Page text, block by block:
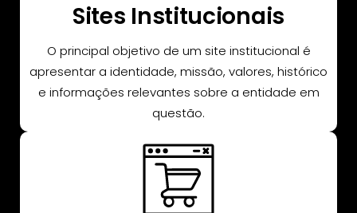
Sites Institucionais
O principal objetivo de um site institucional é
apresentar a identidade, missão, valores, histórico
e informações relevantes sobre a entidade em
questão.